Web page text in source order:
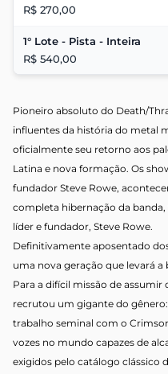
R$ 270,00
1° Lote - Pista - Inteira
R$ 540,00
Pioneiro absoluto do Death/
influentes da história do metal
oficialmente seu retorno aos
Latina e nova formação. Os
fundador Steve Rowe,
completa hibernação da banda,
líder e fundador, Steve Rowe.
Definitivamente aposentado
uma nova geração que levará
Para a difícil missão de
recrutou um gigante do
trabalho seminal com o
vozes no mundo capazes de
exigidos pelo catálogo clássico